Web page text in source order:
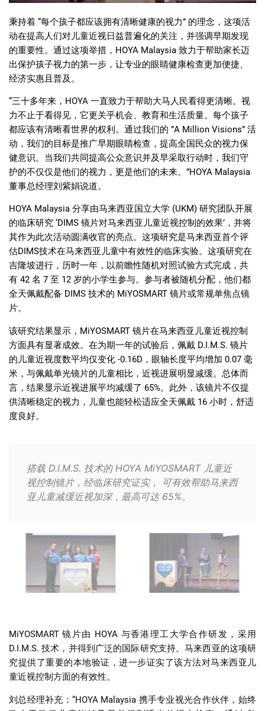
秉持着 “每个孩子都应该拥有清晰健康的视力” 的理念，这项活
动在提高人们对儿童近视日益普遍化的关注，并强调早期发现
的重要性。通过这项举措，HOYA Malaysia 致力于帮助家长迈
出保护孩子视力的第一步，让专业的眼睛健康检查更加便捷、
经济实惠且普及。
“三十多年来，HOYA 一直致力于帮助大马人民看得更清晰。 视
力不止于看得见 ，它更关乎机会、教育和生活质量。每个孩子
都应该有清晰看世界的权利。通过我们的 ”A Million Visions” 活
动，我们的目标是推广早期眼睛检查，提高全国民众的视力保
健意识。当我们共同提高公众意识并及早采取行动时，我们守
护的不仅仅是他们的视力，更是他们的未来。”HOYA Malaysia
董事总经理刘紫娟说道。
HOYA Malaysia 分享由马来西亚国立大学 (UKM) 研究团队开展
的临床研究 ‘DIMS 镜片对马来西亚儿童近视控制的效果’，并将
其作为此次活动圆满收官的亮点。这项研究是马来西亚首个评
估DIMS技术在马来西亚儿童中有效性的临床实验。这项研究在
吉隆坡进行，历时一年，以前瞻性随机对照试验方式完成，共
有 42 名 7 至 12 岁的小学生参与。参与者被随机分配，他们都
全天佩戴配备 DIMS 技术的 MiYOSMART 镜片或常规单焦点镜
片。
该研究结果显示，MiYOSMART 镜片在马来西亚儿童近视控制
方面具有显著成效。在为期一年的试验后，佩戴 D.I.M.S. 镜片
的儿童近视度数平均仅变化 -0.16D，眼轴长度平均增加 0.07 毫
米，与佩戴单光镜片的儿童相比，近视进展明显减缓。总体而
言，结果显示近视进展平均减缓了 65%。此外，该镜片不仅提
供清晰稳定的视力，儿童也能轻松适应全天佩戴 16 小时，舒适
度良好。
搭载 D.I.M.S. 技术的 HOYA MiYOSMART 儿童近
视控制镜片，经临床研究证实， 可有效帮助马来西
亚儿童减缓近视加深，最高可达 65%。
MiYOSMART 镜片由 HOYA 与香港理工大学合作研发，采用
D.I.M.S. 技术，并得到广泛的国际研究支持。马来西亚的这项研
究提供了重要的本地验证，进一步证实了该方法对马来西亚儿
童近视控制方面的有效性。
刘总经理补充：“HOYA Malaysia 携手专业视光合作伙伴，始终